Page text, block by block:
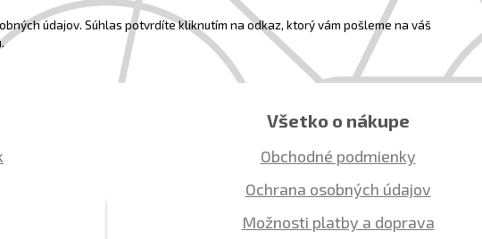
údajov. Súhlas potvrdíte kliknutím na odkaz, ktorý vám pošleme na váš
Všetko o nákupe
Obchodné podmienky
Ochrana osobných údajov
Možnosti platby a doprava